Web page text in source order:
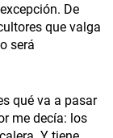
De
que valga
será
qué va a pasar
me decía: los